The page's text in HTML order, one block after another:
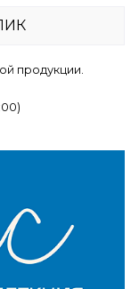
продукции.